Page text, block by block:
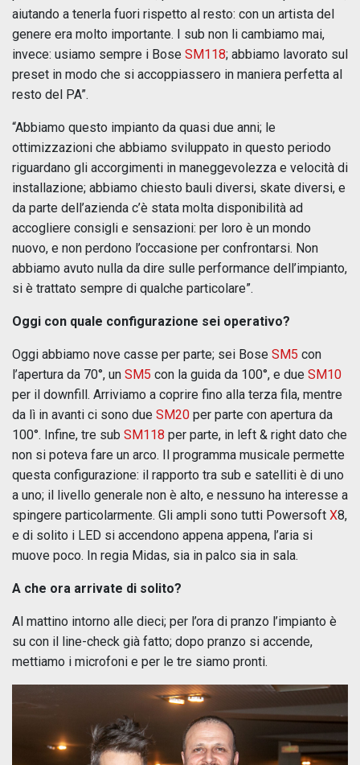
aiutando a tenerla fuori rispetto al resto: con un artista del
genere era molto importante. I sub non li cambiamo mai,
invece: usiamo sempre i Bose SM118; abbiamo lavorato sul
preset in modo che si accoppiassero in maniera perfetta al
resto del PA”.
“Abbiamo questo impianto da quasi due anni; le
ottimizzazioni che abbiamo sviluppato in questo periodo
riguardano gli accorgimenti in maneggevolezza e velocità di
installazione; abbiamo chiesto bauli diversi, skate diversi, e
da parte dell’azienda c’è stata molta disponibilità ad
accogliere consigli e sensazioni: per loro è un mondo
nuovo, e non perdono l’occasione per confrontarsi. Non
abbiamo avuto nulla da dire sulle performance dell’impianto,
si è trattato sempre di qualche particolare”.
Oggi con quale configurazione sei operativo?
Oggi abbiamo nove casse per parte; sei Bose SM5 con
l’apertura da 70°, un SM5 con la guida da 100°, e due SM10
per il downfill. Arriviamo a coprire fino alla terza fila, mentre
da lì in avanti ci sono due SM20 per parte con apertura da
100°. Infine, tre sub SM118 per parte, in left & right dato che
non si poteva fare un arco. Il programma musicale permette
questa configurazione: il rapporto tra sub e satelliti è di uno
a uno; il livello generale non è alto, e nessuno ha interesse a
spingere particolarmente. Gli ampli sono tutti Powersoft X8,
e di solito i LED si accendono appena appena, l’aria si
muove poco. In regia Midas, sia in palco sia in sala.
A che ora arrivate di solito?
Al mattino intorno alle dieci; per l’ora di pranzo l’impianto è
su con il line-check già fatto; dopo pranzo si accende,
mettiamo i microfoni e per le tre siamo pronti.